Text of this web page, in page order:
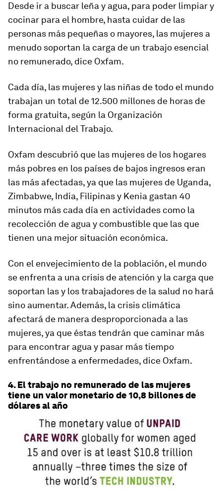
Desde ir a buscar leña y agua, para poder limpiar y
cocinar para el hombre, hasta cuidar de las
personas más pequeñas o mayores, las mujeres a
menudo soportan la carga de un trabajo esencial
no remunerado, dice Oxfam.
Cada día, las mujeres y las niñas de todo el mundo
trabajan un total de 12.500 millones de horas de
forma gratuita, según la Organización
Internacional del Trabajo.
Oxfam descubrió que las mujeres de los hogares
más pobres en los países de bajos ingresos eran
las más afectadas, ya que las mujeres de Uganda,
Zimbabwe, India, Filipinas y Kenia gastan 40
minutos más cada día en actividades como la
recolección de agua y combustible que las que
tienen una mejor situación económica.
Con el envejecimiento de la población, el mundo
se enfrenta a una crisis de atención y la carga que
soportan las y los trabajadores de la salud no hará
sino aumentar. Además, la crisis climática
afectará de manera desproporcionada a las
mujeres, ya que éstas tendrán que caminar más
para encontrar agua y pasar más tiempo
enfrentándose a enfermedades, dice Oxfam.
4. El trabajo no remunerado de las mujeres
tiene un valor monetario de 10,8 billones de
dólares al año